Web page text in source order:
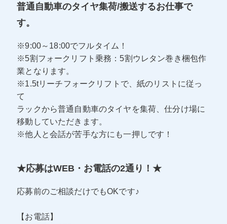
普通自動車のタイヤ集荷/搬送するお仕事で
す。
※9:00～18:00でフルタイム！
※5割フォークリフト乗務：5割ウレタン巻き梱包作
業となります。
※1.5tリーチフォークリフトで、紙のリストに従っ
て
ラックから普通自動車のタイヤを集荷、仕分け場に
移動していただきます。
※他人と会話が苦手な方にも一押しです！
★応募はWEB・お電話の2通り！★
応募前のご相談だけでもOKです♪
【お電話】